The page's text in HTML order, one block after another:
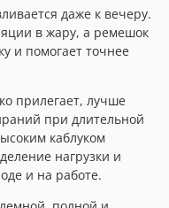
даже к вечеру.
в жару, а ремешок
и помогает точнее
прилегает, лучше
при длительной
каблуком
нагрузки и
и на работе.